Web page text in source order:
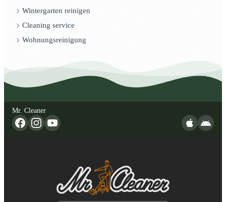
Wintergarten reinigen
Cleaning service
Wohnungsreinigung
Mr. Cleaner